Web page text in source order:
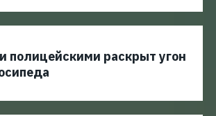
полицейскими раскрыт угон